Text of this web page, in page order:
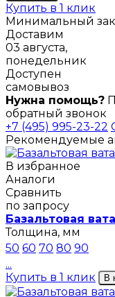
Купить в 1 клик
Минимальный
Доставим
03 августа,
понедельник
Доступен
самовывоз
Нужна помощь?
обратный звонок
+7 (495) 995-23-22
Рекомендуемые
В избранное
Аналоги
Сравнить
по запросу
Базальтовая
Толщина, мм
50 60 70 80 90
...
Купить в 1 клик
В